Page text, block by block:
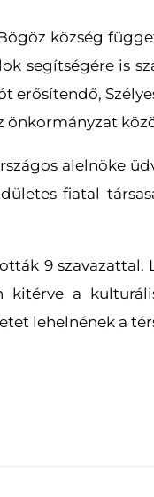
község
segítségére is
önkormányzat
alelnöke
fiatal
9
a
lehelnének a